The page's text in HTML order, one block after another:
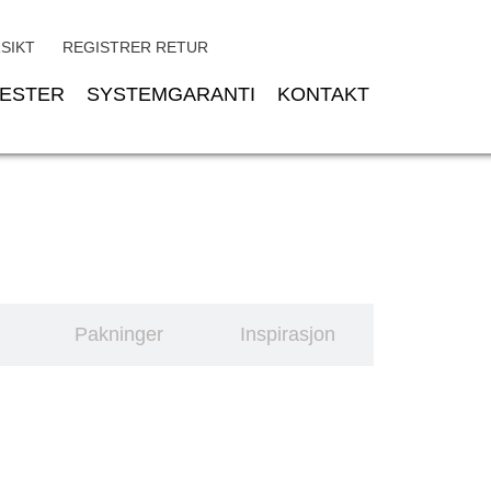
REGISTRER RETUR
SYSTEMGARANTI KONTAKT
Pakninger Inspirasjon